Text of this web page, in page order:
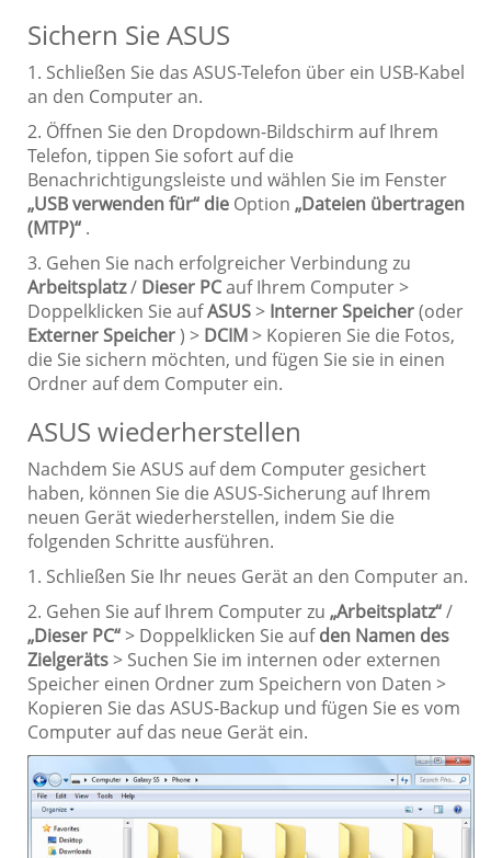
Sichern Sie ASUS
1. Schließen Sie das ASUS-Telefon über ein USB-Kabel
an den Computer an.
2. Öffnen Sie den Dropdown-Bildschirm auf Ihrem
Telefon, tippen Sie sofort auf die
Benachrichtigungsleiste und wählen Sie im Fenster
„USB verwenden für“ die Option „Dateien übertragen
(MTP)“ .
3. Gehen Sie nach erfolgreicher Verbindung zu
Arbeitsplatz/ Dieser PCauf Ihrem Computer >
Doppelklicken Sie aufASUS> Interner Speicher(oder
Externer Speicher) > DCIM> Kopieren Sie die Fotos,
die Sie sichern möchten, und fügen Sie sie in einen
Ordner auf dem Computer ein.
ASUS wiederherstellen
Nachdem Sie ASUS auf dem Computer gesichert
haben, können Sie die ASUS-Sicherung auf Ihrem
neuen Gerät wiederherstellen, indem Sie die
folgenden Schritte ausführen.
1. Schließen Sie Ihr neues Gerät an den Computer an.
2. Gehen Sie auf Ihrem Computer zu „Arbeitsplatz“/
„Dieser PC“> Doppelklicken Sie aufden Namen des
Zielgeräts> Suchen Sie im internen oder externen
Speicher einen Ordner zum Speichern von Daten >
Kopieren Sie das ASUS-Backup und fügen Sie es vom
Computer auf das neue Gerät ein.